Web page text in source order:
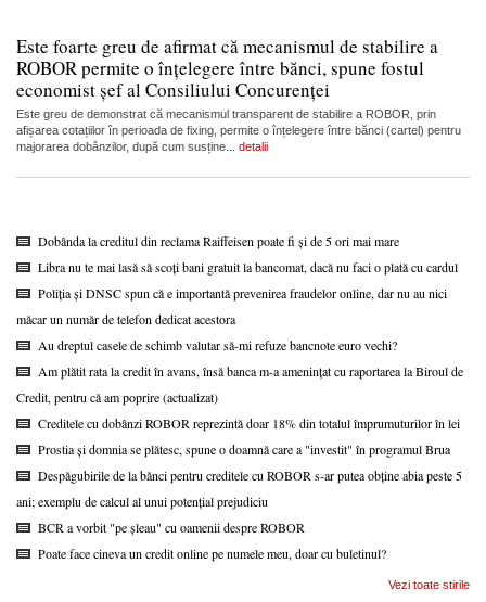
Este foarte greu de afirmat că mecanismul de stabilire a
ROBOR permite o înțelegere între bănci, spune fostul
economist șef al Consiliului Concurenței
Este greu de demonstrat că mecanismul transparent de stabilire a ROBOR, prin
afișarea cotațiilor în perioada de fixing, permite o înțelegere între bănci (cartel) pentru
majorarea dobânzilor, după cum susține... detalii
Dobânda la creditul din reclama Raiffeisen poate fi și de 5 ori mai mare
Libra nu te mai lasă să scoți bani gratuit la bancomat, dacă nu faci o plată cu cardul
Poliția și DNSC spun că e importantă prevenirea fraudelor online, dar nu au nici
măcar un număr de telefon dedicat acestora
Au dreptul casele de schimb valutar să-mi refuze bancnote euro vechi?
Am plătit rata la credit în avans, însă banca m-a amenințat cu raportarea la Biroul de
Credit, pentru că am poprire (actualizat)
Creditele cu dobânzi ROBOR reprezintă doar 18% din totalul împrumuturilor în lei
Prostia și domnia se plătesc, spune o doamnă care a "investit" în programul Brua
Despăgubirile de la bănci pentru creditele cu ROBOR s-ar putea obține abia peste 5
ani; exemplu de calcul al unui potențial prejudiciu
BCR a vorbit "pe șleau" cu oamenii despre ROBOR
Poate face cineva un credit online pe numele meu, doar cu buletinul?
Vezi toate stirile